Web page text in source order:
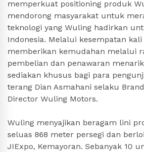
memperkuat positioning produk
mendorong masyarakat untuk
teknologi yang Wuling hadirkan
Indonesia. Melalui kesempatan
memberikan kemudahan melalui
pembelian dan penawaran
sediakan khusus bagi para
terang Dian Asmahani selaku
Director Wuling Motors.
Wuling menyajikan beragam lini
seluas 868 meter persegi dan
JIExpo, Kemayoran. Sebanyak 10